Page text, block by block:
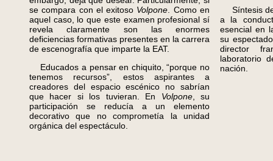
se compara con el exitoso Volpone . Como en
aquel caso, lo que este examen profesional sí
revela claramente son las enormes
deficiencias formativas presentes en la carrera
de escenografía que imparte la EAT.
Educados a pensar en chiquito, “porque no
tenemos recursos”, estos aspirantes a
creadores del espacio escénico no sabrían
que hacer si los tuvieran. En Volpone, su
participación se reducía a un elemento
decorativo que no comprometía la unidad
orgánica del espectáculo.
Síntesis de
a la
esencial en
su
director
laboratorio
nación.